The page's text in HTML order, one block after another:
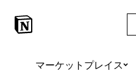
マーケットプレイス